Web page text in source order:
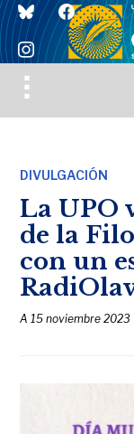
blueskyfacebook
instagram
Toggle
sidebar
DIVULGACIÓN
La UPO
de la
con un
A15 noviembre 2023